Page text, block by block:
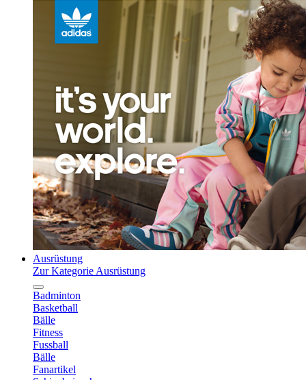
Ausrüstung
Zur Kategorie Ausrüstung
Badminton
Basketball
Bälle
Fitness
Fussball
Bälle
Fanartikel